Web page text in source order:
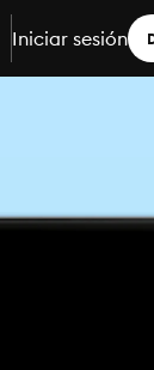
Iniciar sesión